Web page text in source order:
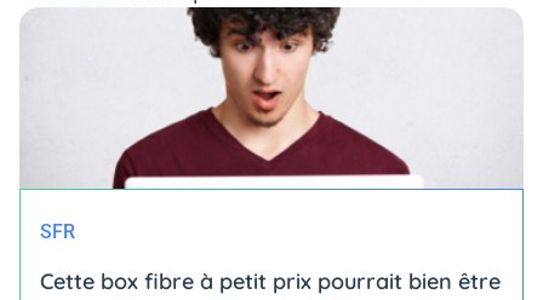
SFR
Cette box fibre à petit prix pourrait bien être